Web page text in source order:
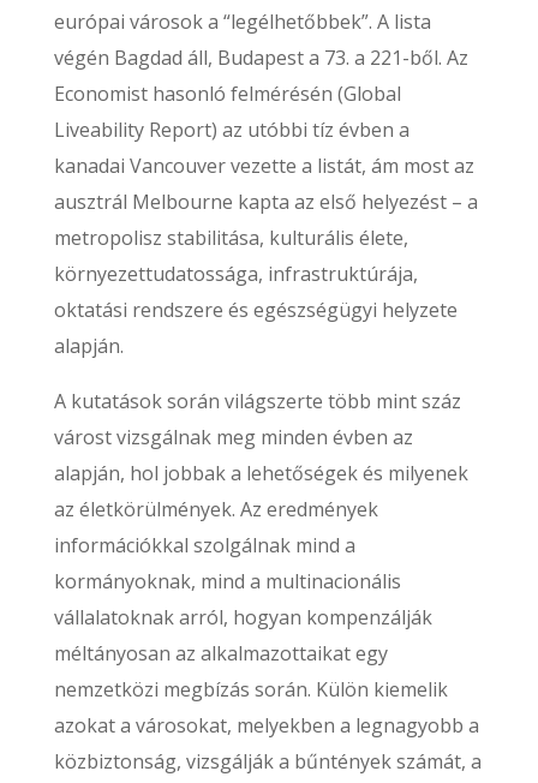
európai városok a “legélhetőbbek”. A lista
végén Bagdad áll, Budapest a 73. a 221-ből. Az
Economist hasonló felmérésén (Global
Liveability Report) az utóbbi tíz évben a
kanadai Vancouver vezette a listát, ám most az
ausztrál Melbourne kapta az első helyezést – a
metropolisz stabilitása, kulturális élete,
környezettudatossága, infrastruktúrája,
oktatási rendszere és egészségügyi helyzete
alapján.
A kutatások során világszerte több mint száz
várost vizsgálnak meg minden évben az
alapján, hol jobbak a lehetőségek és milyenek
az életkörülmények. Az eredmények
információkkal szolgálnak mind a
kormányoknak, mind a multinacionális
vállalatoknak arról, hogyan kompenzálják
méltányosan az alkalmazottaikat egy
nemzetközi megbízás során. Külön kiemelik
azokat a városokat, melyekben a legnagyobb a
közbiztonság, vizsgálják a bűntények számát, a